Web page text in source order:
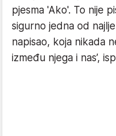
pjesma 'Ako'. To nije
sigurno jedna od
napisao, koja nikada
između njega i nas’,